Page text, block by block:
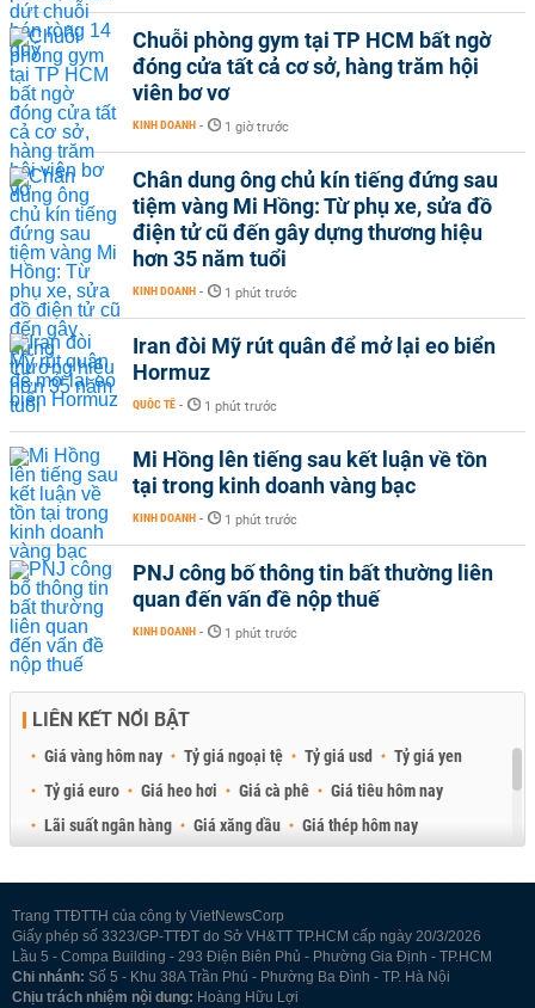
Chuỗi phòng gym tại TP HCM bất ngờ
đóng cửa tất cả cơ sở, hàng trăm hội
viên bơ vơ
KINH DOANH - 1 giờ trước
Chân dung ông chủ kín tiếng đứng sau
tiệm vàng Mi Hồng: Từ phụ xe, sửa đồ
điện tử cũ đến gây dựng thương hiệu
hơn 35 năm tuổi
KINH DOANH - 1 phút trước
Iran đòi Mỹ rút quân để mở lại eo biển
Hormuz
QUỐC TẾ - 1 phút trước
Mi Hồng lên tiếng sau kết luận về tồn
tại trong kinh doanh vàng bạc
KINH DOANH - 1 phút trước
PNJ công bố thông tin bất thường liên
quan đến vấn đề nộp thuế
KINH DOANH - 1 phút trước
LIÊN KẾT NỔI BẬT
Giá vàng hôm nay Tỷ giá ngoại tệ Tỷ giá usd
Tỷ giá yen
Tỷ giá euro
Giá heo hơi Giá cà phê
Giá tiêu hôm nay
Lãi suất ngân hàng
Giá xăng dầu
Giá thép hôm nay
Trang TTĐTTH của công ty VietNewsCorp
Giấy phép số 3323/GP-TTĐT do Sở VH&TT TP.HCM cấp ngày 20/3/2026
Lầu 5 - Compa Building - 293 Điện Biên Phủ - Phường Gia Định - TP.HCM
Chi nhánh: Số 5 - Khu 38A Trần Phú - Phường Ba Đình - TP. Hà Nội
Chịu trách nhiệm nội dung: Hoàng Hữu Lợi